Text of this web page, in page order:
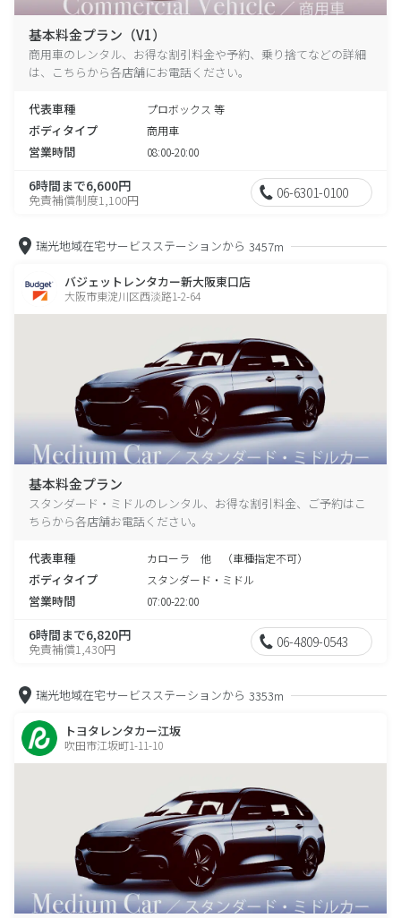
基本料金プラン（V1）
商用車のレンタル、お得な割引料金や予約、乗り捨てなどの詳細
は、こちらから各店舗にお電話ください。
代表車種 プロボックス 等
ボディタイプ 商用車
営業時間 08:00-20:00
6時間まで6,600円
免責補償制度1,100円 06-6301-0100
瑞光地域在宅サービスステーションから 3457m
バジェットレンタカー新大阪東口店
大阪市東淀川区西淡路1-2-64
基本料金プラン
スタンダード・ミドルのレンタル、お得な割引料金、ご予約はこ
ちらから各店舗お電話ください。
代表車種 カローラ 他 （車種指定不可）
ボディタイプ スタンダード・ミドル
営業時間 07:00-22:00
6時間まで6,820円
免責補償1,430円 06-4809-0543
瑞光地域在宅サービスステーションから 3353m
トヨタレンタカー江坂
吹田市江坂町1-11-10